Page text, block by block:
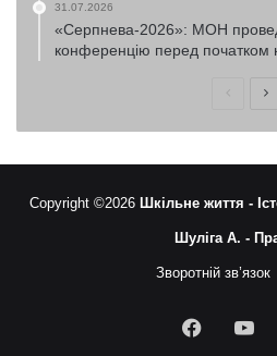
31.07.2026
«Серпнева-2026»: МОН
конференцію перед початком
Copyright ©2026 Шкільне життя -
Шуліга А. -
Зворотній зв’язок
Facebook